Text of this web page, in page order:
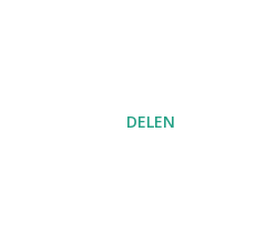
DELEN